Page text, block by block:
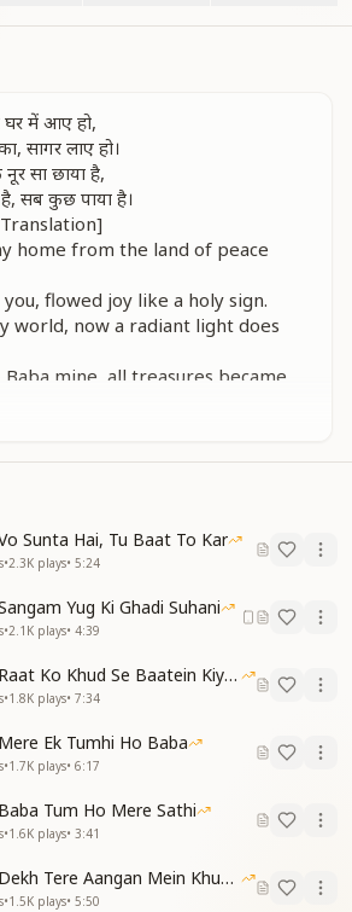
में आए हो,
सागर लाए हो।
सा छाया है,
सब कुछ पाया है।
home from the land of peace
flowed joy like a holy sign.
world, now a radiant light does
Baba mine, all treasures became
रूह मेरी बेचैन,
कैसे मिलता चैन।
राह दिखाई,
आवाज़ तेरी आई।
जो तुमसे प्यार पाया है,
सब कुछ पाया है।
Translation]
restless and lost,
heart, no peace—what a cost.
I strayed, till you showed me the
Baba, I heard your voice say:
light and free I stay,
all pain has slipped away.
में आए हो,
सागर लाए हो।
Sunta Hai, Tu Baat To Kar
•2.3K plays• 5:24
Yug Ki Ghadi Suhani
•2.1K plays• 4:39
01-10-2025 Raat Ko Khud Se Baatein Kiya Kijiye
•1.8K plays• 7:34
Ek Tumhi Ho Baba
•1.7K plays• 6:17
Tum Ho Mere Sathi
•1.6K plays• 3:41
31-08-2025 Dekh Tere Aangan Mein Khud Bhagwan
•1.5K plays• 5:50